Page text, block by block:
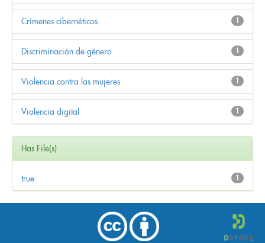
1
Crímenes cibernéticos
1
Discriminación de género
1
Violencia contra las mujeres
1
Violencia digital
Has File(s)
1
true